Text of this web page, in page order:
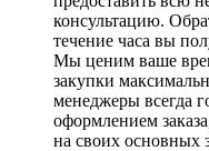
консультацию.
течение часа вы
Мы ценим ваше
закупки
менеджеры всегда
оформлением
на своих основных